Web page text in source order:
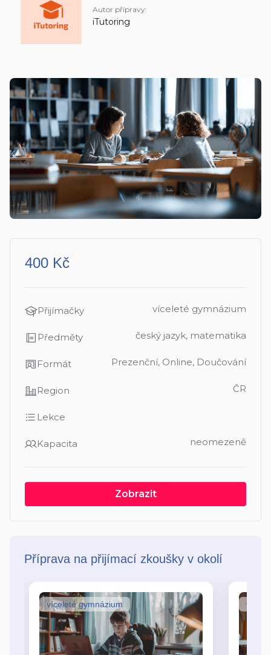
Autor přípravy:
iTutoring
400 Kč
Přijímačky víceleté gymnázium
Předměty český jazyk, matematika
Formát Prezenční, Online, Doučování
Region ČR
Lekce
Kapacita neomezeně
Zobrazit
Příprava na přijímací zkoušky v okolí
víceleté gymnázium